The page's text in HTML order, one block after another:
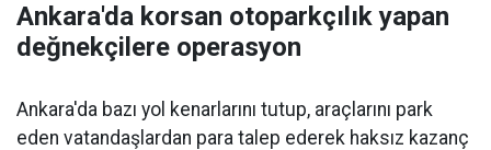
Ankara'da korsan otoparkçılık yapan
değnekçilere operasyon
Ankara'da bazı yol kenarlarını tutup, araçlarını park
eden vatandaşlardan para talep ederek haksız kazanç